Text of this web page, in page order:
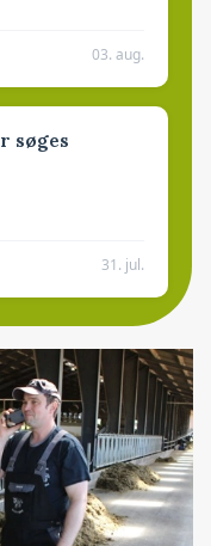
03. aug.
søges
31. jul.